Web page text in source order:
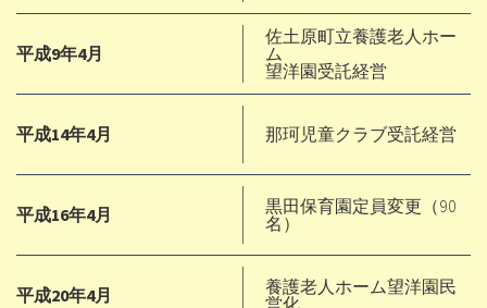
平成9年4月
佐土原町立養護老人ホー
ム
望洋園受託経営
平成14年4月 那珂児童クラブ受託経営
平成16年4月
黒田保育園定員変更（90
名）
平成20年4月
養護老人ホーム望洋園民
営化